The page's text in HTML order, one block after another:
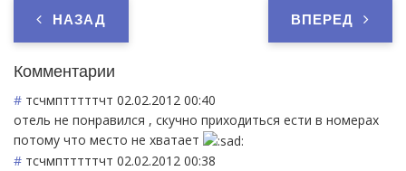
НАЗАД ВПЕРЕД
Комментарии
# тсчмптттттчт 02.02.2012 00:40
отель не понравился , скучно приходиться ести в номерах
потому что место не хватает
# тсчмптттттчт 02.02.2012 00:38